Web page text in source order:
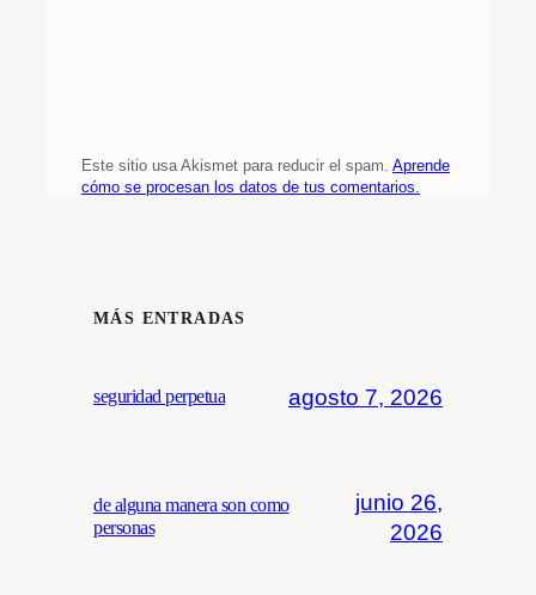
Este sitio usa Akismet para reducir el spam. Aprende
cómo se procesan los datos de tus comentarios.
MÁS ENTRADAS
seguridad perpetua agosto 7, 2026
de alguna manera son como
personas
junio 26,
2026